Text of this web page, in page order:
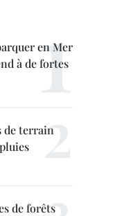
en Mer
à de fortes
de terrain
de forêts